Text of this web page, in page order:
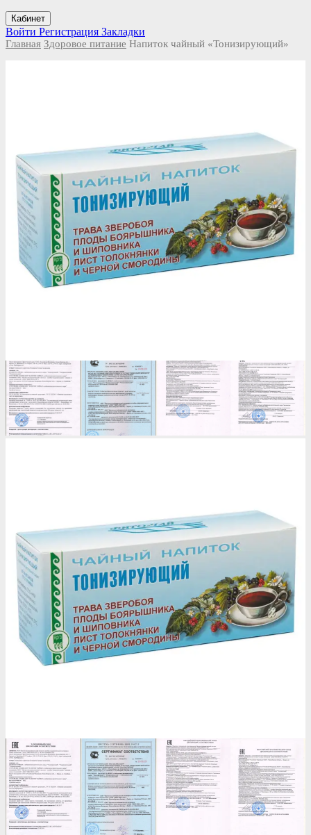
Кабинет
Войти Регистрация Закладки
Главная Здоровое питание Напиток чайный «Тонизирующий»